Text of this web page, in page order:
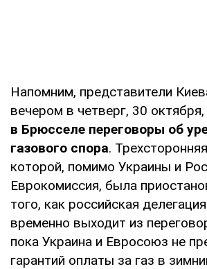
Напомним, представители
вечером в четверг, 30 октября,
в Брюсселе переговоры об
газового спора.
которой, помимо Украины и
Еврокомиссия, была
того, как российская
временно выходит из
пока Украина и Евросоюз не
гарантий оплаты за газ в